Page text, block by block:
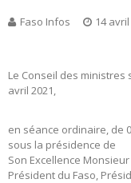
Faso Infos 14 avril
Le Conseil des ministres
avril 2021,
en séance ordinaire, de
sous la présidence de
Son Excellence Monsieur
Président du Faso,